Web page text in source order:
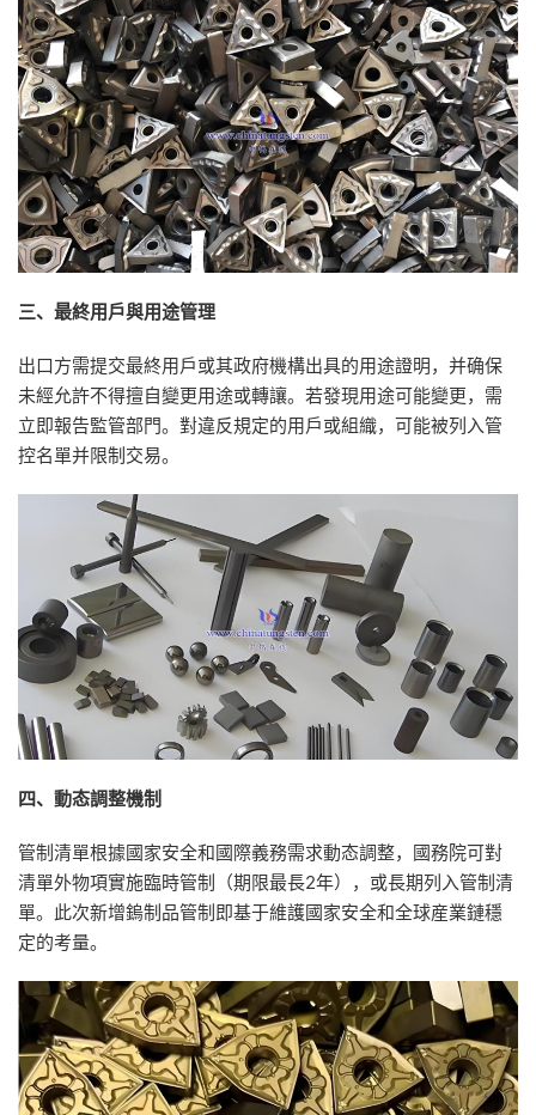
三、最終用戶與用途管理
出口方需提交最終用戶或其政府機構出具的用途證明，并确保
未經允許不得擅自變更用途或轉讓。若發現用途可能變更，需
立即報告監管部門。對違反規定的用戶或組織，可能被列入管
控名單并限制交易。
四、動态調整機制
管制清單根據國家安全和國際義務需求動态調整，國務院可對
清單外物項實施臨時管制（期限最長2年），或長期列入管制清
單。此次新增鎢制品管制即基于維護國家安全和全球産業鏈穩
定的考量。